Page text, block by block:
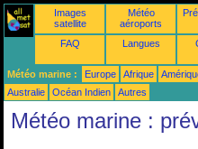
Images
satellite
Météo
aéroports
FAQ Langues
Météo marine : Europe Afrique
Australie
Océan Indien Autres
Météo marine :